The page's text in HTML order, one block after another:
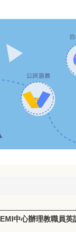
中心辦理教職員